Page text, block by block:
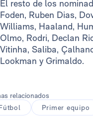
El resto de los
Foden, Ruben Dias,
Williams, Haaland,
Olmo, Rodri, Declan
Vitinha, Saliba,
Lookman y Grimaldo.
relacionados
Primer equipo